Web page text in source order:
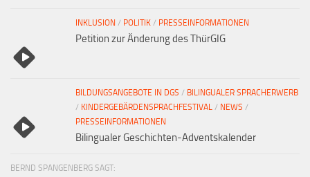
INKLUSION / POLITIK / PRESSEINFORMATIONEN
Petition zur Änderung des ThürGIG
BILDUNGSANGEBOTE IN DGS / BILINGUALER SPRACHERWERB
/ KINDERGEBÄRDENSPRACHFESTIVAL / NEWS /
PRESSEINFORMATIONEN
Bilingualer Geschichten-Adventskalender
BERND SPANGENBERG SAGT: